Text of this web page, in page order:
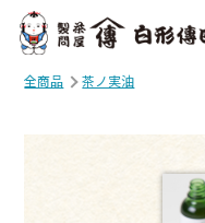
全商品 茶ノ実油